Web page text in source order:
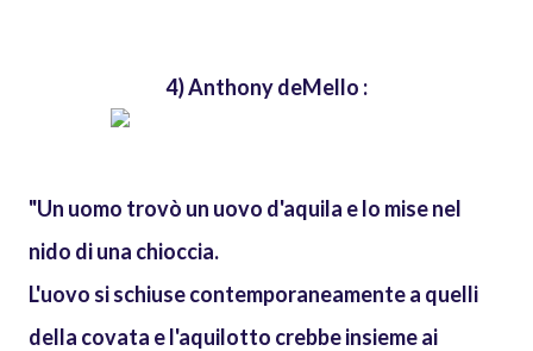
4) Anthony deMello :
"Un uomo trovò un uovo d'aquila e lo mise nel
nido di una chioccia.
L'uovo si schiuse contemporaneamente a quelli
della covata e l'aquilotto crebbe insieme ai